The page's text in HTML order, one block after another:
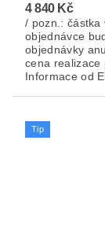
4 840 Kč
/ pozn.: částka
objednávce
objednávky
cena realizace
Informace od
Tip